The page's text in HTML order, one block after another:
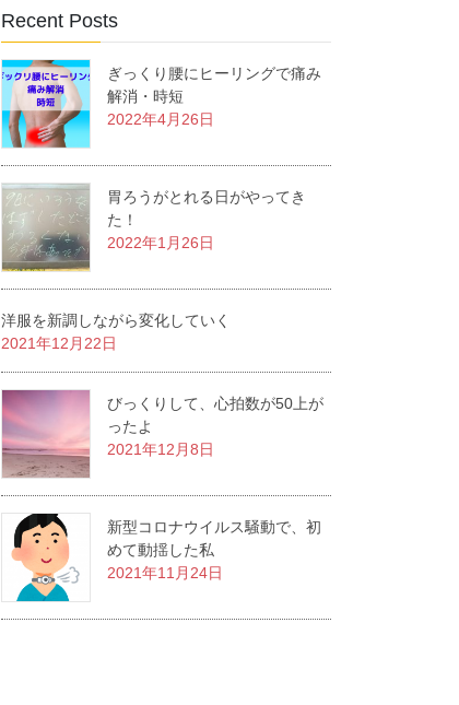
Recent Posts
ぎっくり腰にヒーリングで痛み
解消・時短
2022年4月26日
胃ろうがとれる日がやってき
た！
2022年1月26日
洋服を新調しながら変化していく
2021年12月22日
びっくりして、心拍数が50上が
ったよ
2021年12月8日
新型コロナウイルス騒動で、初
めて動揺した私
2021年11月24日